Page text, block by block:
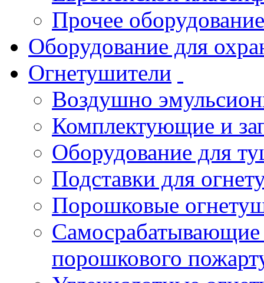
Прочее оборудование
Оборудование для
Огнетушители
Воздушно
Комплектующие и
Оборудование для
Подставки для
Порошковые
порошкового